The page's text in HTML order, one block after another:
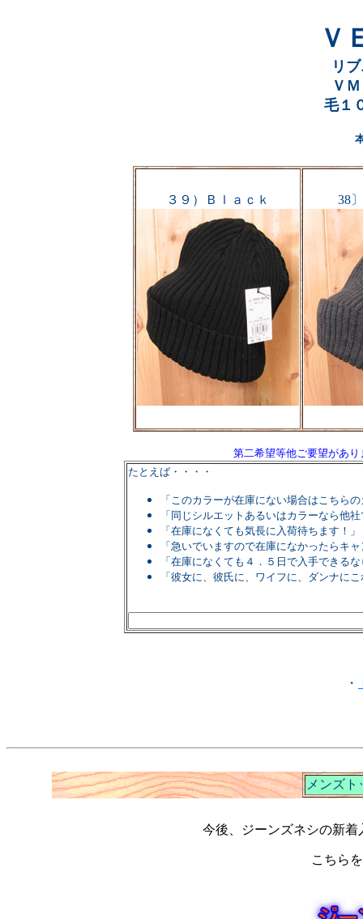
Ｖ
リ
Ｖ
毛１
３９）Ｂｌａｃｋ 38
第二希望等他ご要望があ
たとえば・・・・
「このカラーが在庫にない場合はこちら
「同じシルエットあるいはカラーなら他
「在庫になくても気長に入荷待ちます！」
「急いでいますので在庫になかったらキ
「在庫になくても４．５日で入手できる
「彼女に、彼氏に、ワイフに、ダンナに
・
メンズ